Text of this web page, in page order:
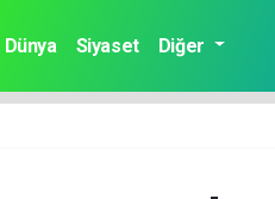
Dünya Siyaset Diğer